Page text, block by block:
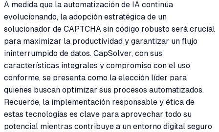
A medida que la automatización de IA continúa
evolucionando, la adopción estratégica de un
solucionador de CAPTCHA sin código robusto será crucial
para maximizar la productividad y garantizar un flujo
ininterrumpido de datos. CapSolver, con sus
características integrales y compromiso con el uso
conforme, se presenta como la elección líder para
quienes buscan optimizar sus procesos automatizados.
Recuerde, la implementación responsable y ética de
estas tecnologías es clave para aprovechar todo su
potencial mientras contribuye a un entorno digital seguro